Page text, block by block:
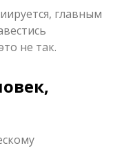
главным
не так.